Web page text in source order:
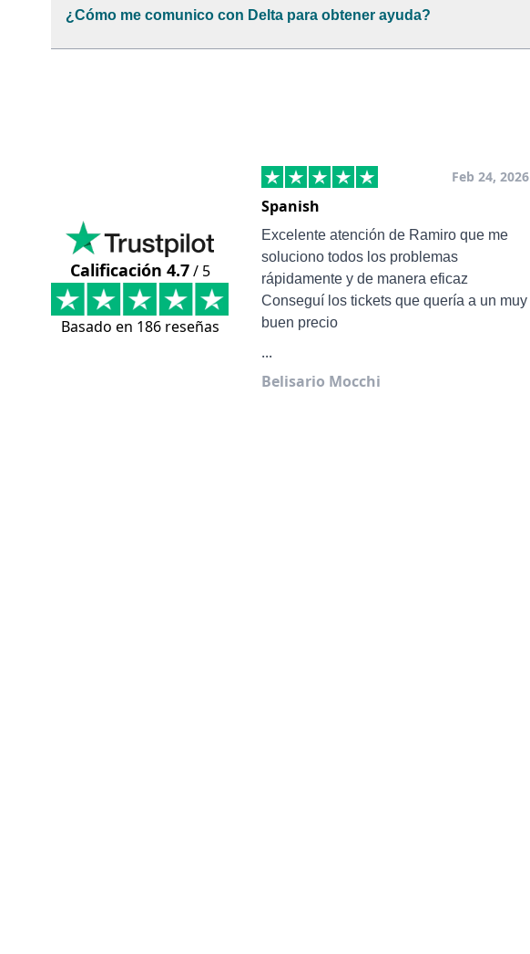
¿Cómo me comunico con Delta para obtener ayuda?
Calificación 4.7/ 5
Basado en 186 reseñas
Feb 24, 2026
Spanish
Excelente atención de Ramiro que me
soluciono todos los problemas
rápidamente y de manera eficaz
Conseguí los tickets que quería a un muy
buen precio
...
Belisario Mocchi